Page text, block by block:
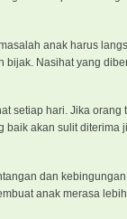
anak harus
bijak. Nasihat yang
setiap hari. Jika orang
akan sulit diterima
dan
anak merasa